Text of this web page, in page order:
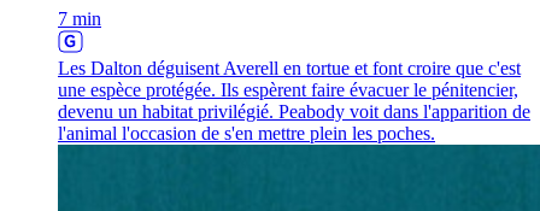
7 min
Les Dalton déguisent Averell en tortue et font croire que c'est
une espèce protégée. Ils espèrent faire évacuer le pénitencier,
devenu un habitat privilégié. Peabody voit dans l'apparition de
l'animal l'occasion de s'en mettre plein les poches.